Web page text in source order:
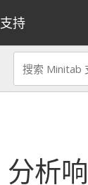
支持
分析